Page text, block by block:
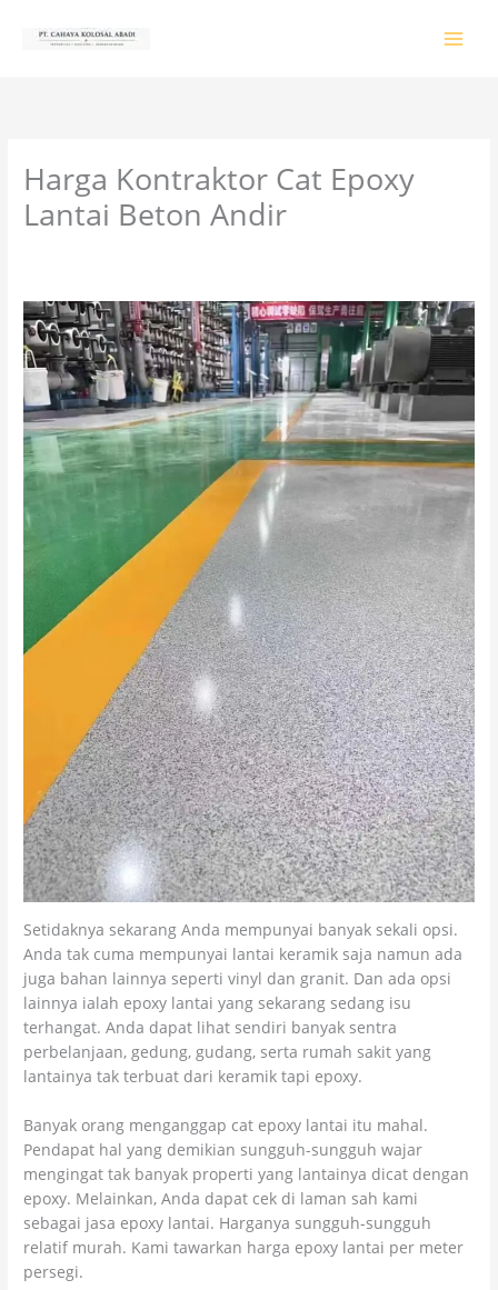
Harga Kontraktor Cat Epoxy
Lantai Beton Andir
Setidaknya sekarang Anda mempunyai banyak sekali opsi.
Anda tak cuma mempunyai lantai keramik saja namun ada
juga bahan lainnya seperti vinyl dan granit. Dan ada opsi
lainnya ialah epoxy lantai yang sekarang sedang isu
terhangat. Anda dapat lihat sendiri banyak sentra
perbelanjaan, gedung, gudang, serta rumah sakit yang
lantainya tak terbuat dari keramik tapi epoxy.
Banyak orang menganggap cat epoxy lantai itu mahal.
Pendapat hal yang demikian sungguh-sungguh wajar
mengingat tak banyak properti yang lantainya dicat dengan
epoxy. Melainkan, Anda dapat cek di laman sah kami
sebagai jasa epoxy lantai. Harganya sungguh-sungguh
relatif murah. Kami tawarkan harga epoxy lantai per meter
persegi.